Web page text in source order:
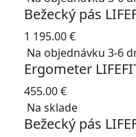
Bežecký pás
1 195.00€
Na objednávku 3-6
Ergometer
455.00€
Na sklade
Bežecký pás